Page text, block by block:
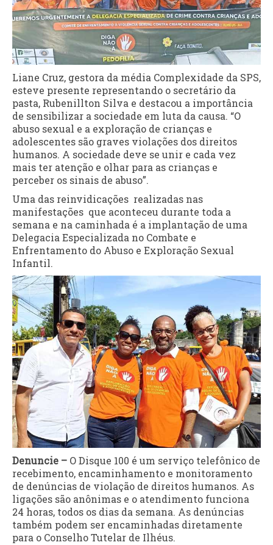
Liane Cruz, gestora da média Complexidade da SPS,
esteve presente representando o secretário da
pasta, Rubenillton Silva e destacou a importância
de sensibilizar a sociedade em luta da causa. “O
abuso sexual e a exploração de crianças e
adolescentes são graves violações dos direitos
humanos. A sociedade deve se unir e cada vez
mais ter atenção e olhar para as crianças e
perceber os sinais de abuso”.
Uma das reinvidicações realizadas nas
manifestações que aconteceu durante toda a
semana e na caminhada é a implantação de uma
Delegacia Especializada no Combate e
Enfrentamento do Abuso e Exploração Sexual
Infantil.
Denuncie – O Disque 100 é um serviço telefônico de
recebimento, encaminhamento e monitoramento
de denúncias de violação de direitos humanos. As
ligações são anônimas e o atendimento funciona
24 horas, todos os dias da semana. As denúncias
também podem ser encaminhadas diretamente
para o Conselho Tutelar de Ilhéus.